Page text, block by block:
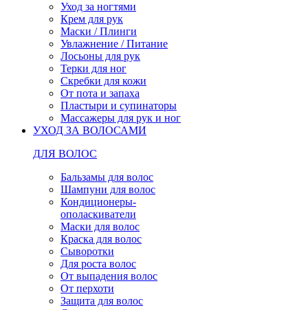
Уход за ногтями
Крем для рук
Маски / Плинги
Увлажнение / Питание
Лосьоны для рук
Терки для ног
Скребки для кожи
От пота и запаха
Пластыри и супинаторы
Массажеры для рук и ног
УХОД ЗА ВОЛОСАМИ
ДЛЯ ВОЛОС
Бальзамы для волос
Шампуни для волос
Кондиционеры-
ополаскиватели
Маски для волос
Краска для волос
Сыворотки
Для роста волос
От выпадения волос
От перхоти
Защита для волос